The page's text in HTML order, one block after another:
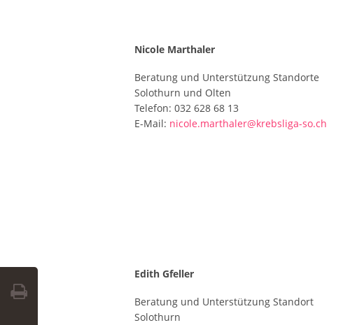
Nicole Marthaler
Beratung und Unterstützung Standorte
Solothurn und Olten
Telefon: 032 628 68 13
E-Mail: nicole.marthaler@krebsliga-so.ch
Edith Gfeller
Beratung und Unterstützung Standort
Solothurn